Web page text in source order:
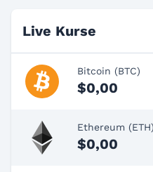
Live Kurse
Bitcoin (BTC)
$0,00
Ethereum (ETH)
$0,00